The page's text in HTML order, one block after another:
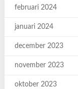
februari 2024
januari 2024
december 2023
november 2023
oktober 2023